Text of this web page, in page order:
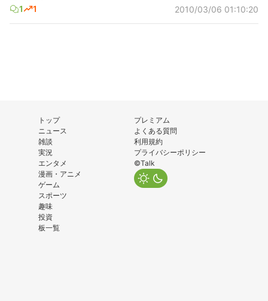
1
1 2010/03/06 01:10:20
トップ
ニュース
雑談
実況
エンタメ
漫画・アニメ
ゲーム
スポーツ
趣味
投資
板一覧
プレミアム
よくある質問
利用規約
プライバシーポリシー
©Talk